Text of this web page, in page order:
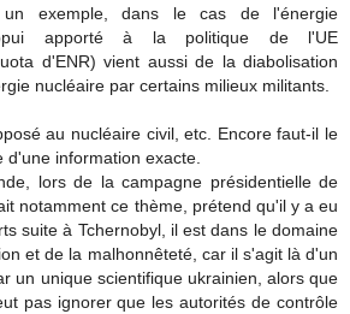
un exemple, dans le cas de l'énergie
apporté à la politique de l'UE
d'ENR) vient aussi de la diabolisation
nucléaire par certains milieux militants.
au nucléaire civil, etc. Encore faut-il le
d'une information exacte.
lors de la campagne présidentielle de
notamment ce thème, prétend qu'il y a eu
suite à Tchernobyl, il est dans le domaine
et de la malhonnêteté, car il s'agit là d'un
un unique scientifique ukrainien, alors que
pas ignorer que les autorités de contrôle